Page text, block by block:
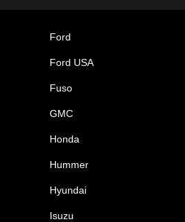
Ford
Ford USA
Fuso
GMC
Honda
Hummer
Hyundai
Isuzu